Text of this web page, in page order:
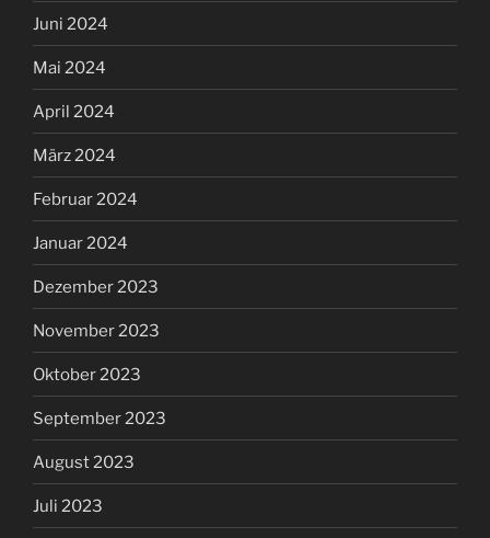
Juni 2024
Mai 2024
April 2024
März 2024
Februar 2024
Januar 2024
Dezember 2023
November 2023
Oktober 2023
September 2023
August 2023
Juli 2023